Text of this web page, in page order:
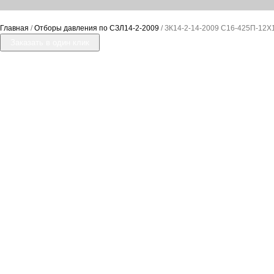
Главная /Отборы давления по СЗЛ14-2-2009 / ЗК14-2-14-2009 С16-425П-